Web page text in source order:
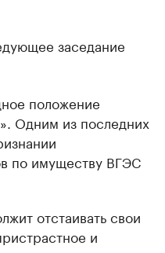
заседание
положение
Одним из последних
по имуществу ВГЭС
отстаивать свои
и